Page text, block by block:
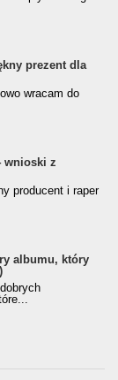
prezent dla
wracam do
wnioski z
producent i raper
albumu, który